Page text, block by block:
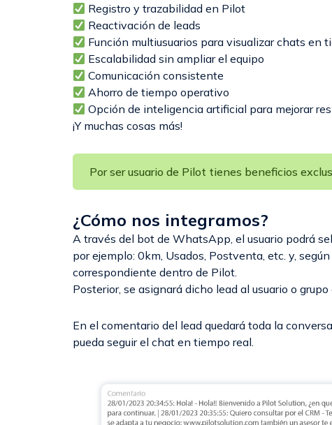
Registro y trazabilidad en Pilot
Reactivación de leads
Función multiusuarios para visualizar chats en
Escalabilidad sin ampliar el equipo
Comunicación consistente
Ahorro de tiempo operativo
Opción de inteligencia artificial para mejorar
¡Y muchas cosas más!
Por ser usuario de Pilot tienes beneficios
¿Cómo nos integramos?
A través del bot de WhatsApp, el usuario podrá
por ejemplo: 0km, Usados, Postventa, etc. y,
correspondiente dentro de Pilot.
Posterior, se asignará dicho lead al usuario o
En el comentario del lead quedará toda la
pueda seguir el chat en tiempo real.